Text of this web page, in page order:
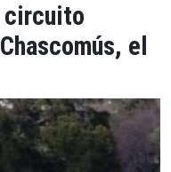
circuito
el